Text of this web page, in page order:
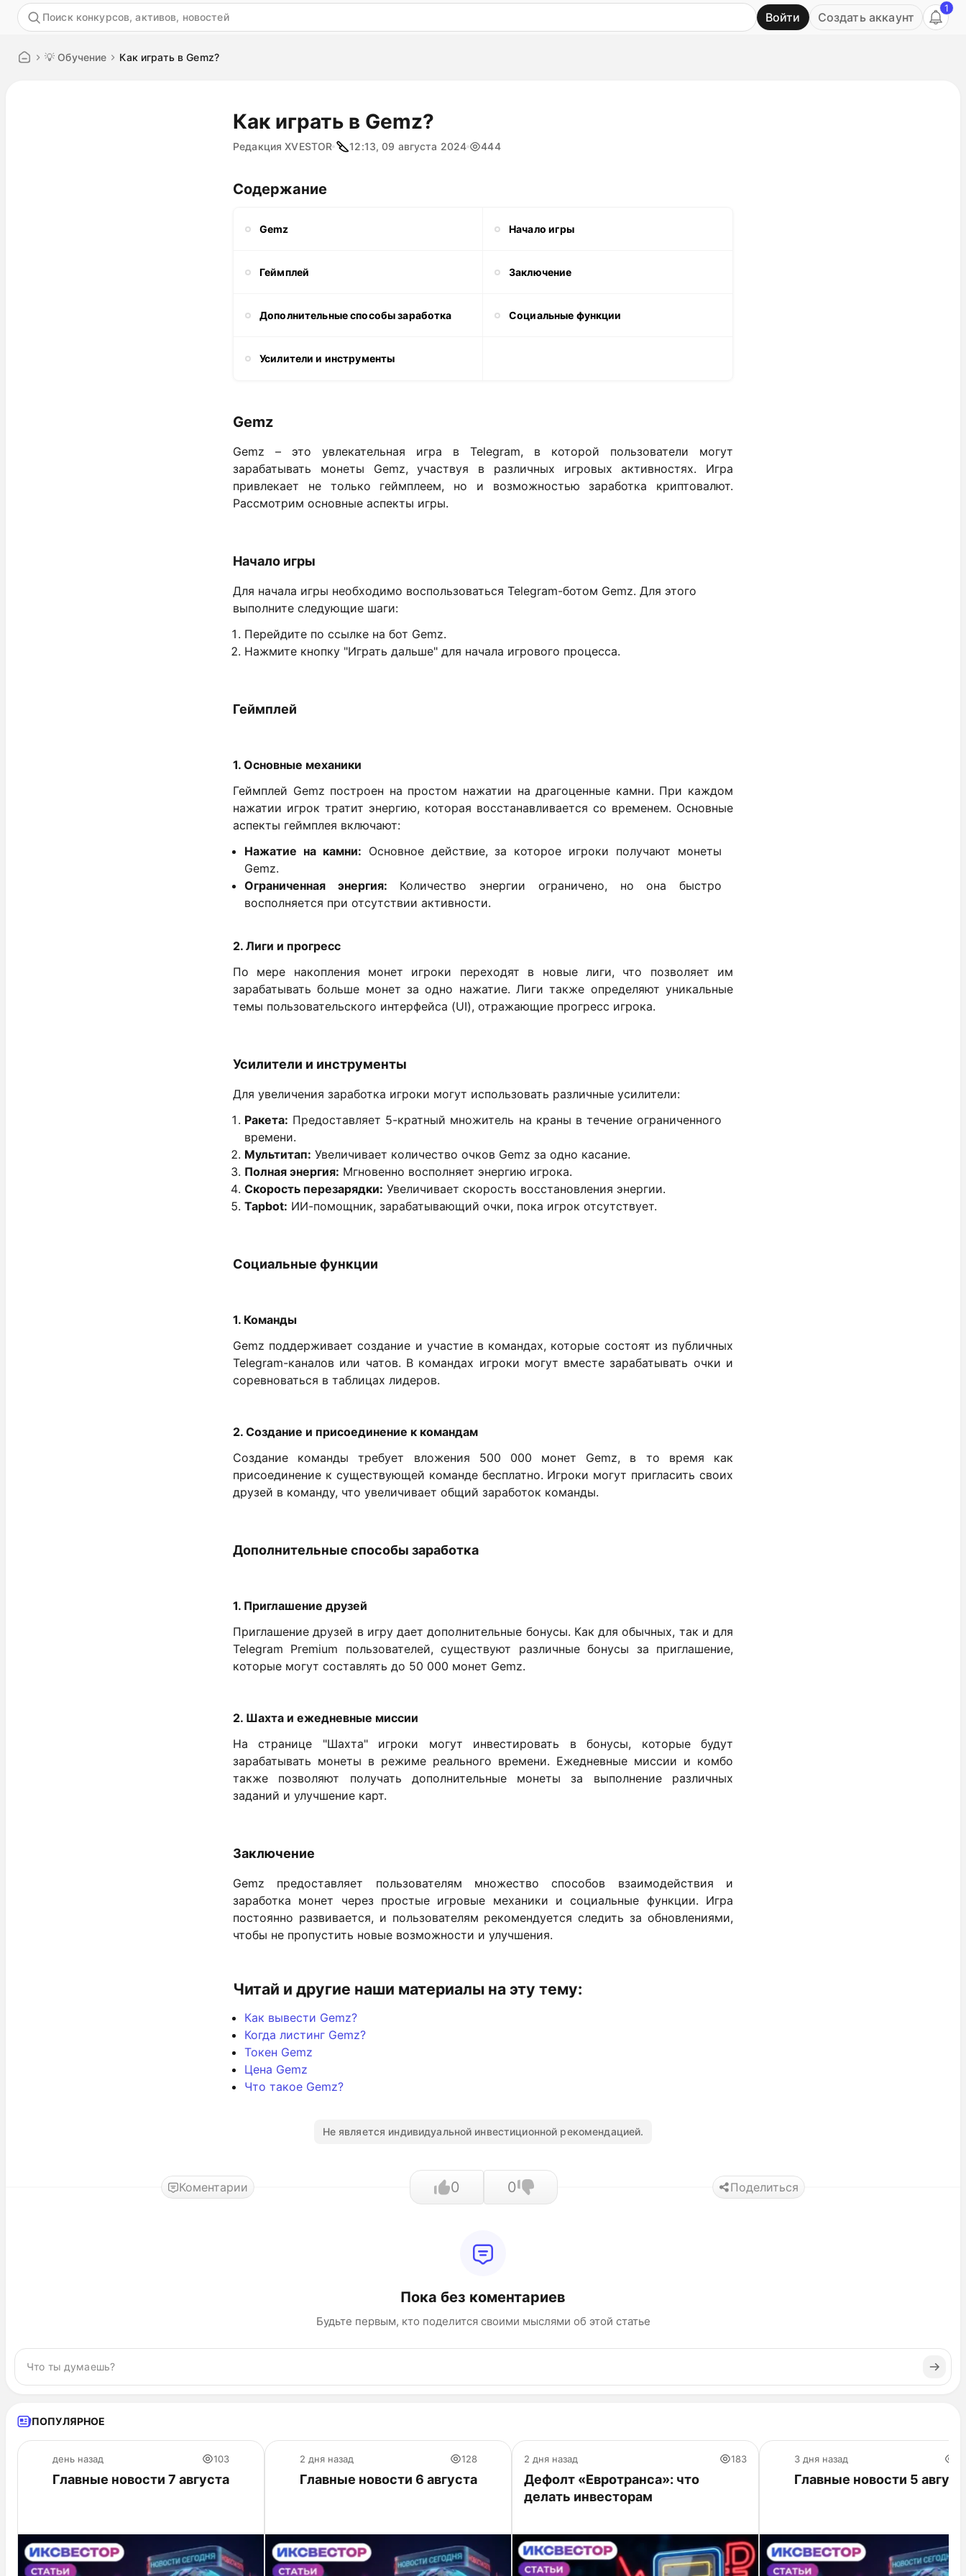
Войти Создать аккаунт
1
💡 Обучение Как играть в Gemz?
Как играть в Gemz?
Редакция XVESTOR 12:13, 09 августа 2024 444
Содержание
Gemz Начало игры
Геймплей Заключение
Дополнительные способы заработка Социальные функции
Усилители и инструменты
Gemz
Gemz – это увлекательная игра в Telegram, в которой пользователи могут
зарабатывать монеты Gemz, участвуя в различных игровых активностях. Игра
привлекает не только геймплеем, но и возможностью заработка криптовалют.
Рассмотрим основные аспекты игры.
Начало игры
Для начала игры необходимо воспользоваться Telegram-ботом Gemz. Для этого
выполните следующие шаги:
Перейдите по ссылке на бот Gemz.
Нажмите кнопку "Играть дальше" для начала игрового процесса.
Геймплей
1. Основные механики
Геймплей Gemz построен на простом нажатии на драгоценные камни. При каждом
нажатии игрок тратит энергию, которая восстанавливается со временем. Основные
аспекты геймплея включают:
Нажатие на камни: Основное действие, за которое игроки получают монеты
Gemz.
Ограниченная энергия: Количество энергии ограничено, но она быстро
восполняется при отсутствии активности.
2. Лиги и прогресс
По мере накопления монет игроки переходят в новые лиги, что позволяет им
зарабатывать больше монет за одно нажатие. Лиги также определяют уникальные
темы пользовательского интерфейса (UI), отражающие прогресс игрока.
Усилители и инструменты
Для увеличения заработка игроки могут использовать различные усилители:
Ракета: Предоставляет 5-кратный множитель на краны в течение ограниченного
времени.
Мультитап: Увеличивает количество очков Gemz за одно касание.
Полная энергия: Мгновенно восполняет энергию игрока.
Скорость перезарядки: Увеличивает скорость восстановления энергии.
Tapbot: ИИ-помощник, зарабатывающий очки, пока игрок отсутствует.
Социальные функции
1. Команды
Gemz поддерживает создание и участие в командах, которые состоят из публичных
Telegram-каналов или чатов. В командах игроки могут вместе зарабатывать очки и
соревноваться в таблицах лидеров.
2. Создание и присоединение к командам
Создание команды требует вложения 500 000 монет Gemz, в то время как
присоединение к существующей команде бесплатно. Игроки могут пригласить своих
друзей в команду, что увеличивает общий заработок команды.
Дополнительные способы заработка
1. Приглашение друзей
Приглашение друзей в игру дает дополнительные бонусы. Как для обычных, так и для
Telegram Premium пользователей, существуют различные бонусы за приглашение,
которые могут составлять до 50 000 монет Gemz.
2. Шахта и ежедневные миссии
На странице "Шахта" игроки могут инвестировать в бонусы, которые будут
зарабатывать монеты в режиме реального времени. Ежедневные миссии и комбо
также позволяют получать дополнительные монеты за выполнение различных
заданий и улучшение карт.
Заключение
Gemz предоставляет пользователям множество способов взаимодействия и
заработка монет через простые игровые механики и социальные функции. Игра
постоянно развивается, и пользователям рекомендуется следить за обновлениями,
чтобы не пропустить новые возможности и улучшения.
Читай и другие наши материалы на эту тему:
Как вывести Gemz?
Когда листинг Gemz?
Токен Gemz
Цена Gemz
Что такое Gemz?
Не является индивидуальной инвестиционной рекомендацией.
Коментарии 0 0 Поделиться
Пока без коментариев
Будьте первым, кто поделится своими мыслями об этой статье
ПОПУЛЯРНОЕ
день назад 103
Главные новости 7 августа
2 дня назад 128
Главные новости 6 августа
2 дня назад 183
Дефолт «Евротранса»: что
делать инвесторам
3 дня назад
Главные новости 5